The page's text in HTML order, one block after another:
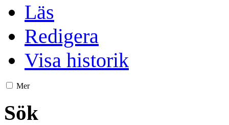
Läs
Redigera
Visa historik
Mer
Sök